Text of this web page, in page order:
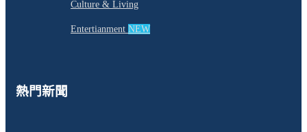
Culture & Living
Entertianment NEW
熱門新聞